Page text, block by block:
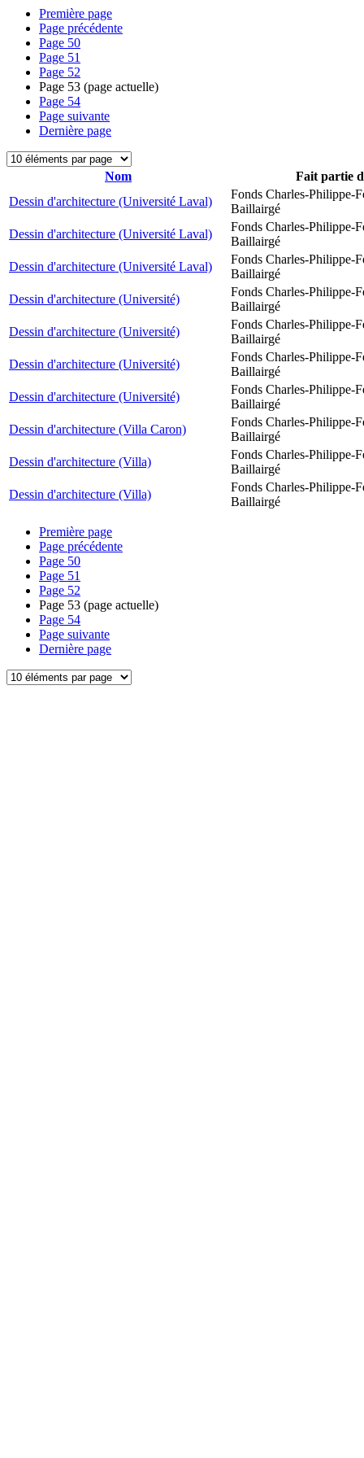
Première page
Page précédente
Page 50
Page 51
Page 52
Page 53 (page actuelle)
Page 54
Page suivante
Dernière page
Nom
Fait partie
Dessin d'architecture (Université Laval)
Fonds Charles-Philippe-
Baillairgé
Dessin d'architecture (Université Laval)
Fonds Charles-Philippe-
Baillairgé
Dessin d'architecture (Université Laval)
Fonds Charles-Philippe-
Baillairgé
Dessin d'architecture (Université)
Fonds Charles-Philippe-
Baillairgé
Dessin d'architecture (Université)
Fonds Charles-Philippe-
Baillairgé
Dessin d'architecture (Université)
Fonds Charles-Philippe-
Baillairgé
Dessin d'architecture (Université)
Fonds Charles-Philippe-
Baillairgé
Dessin d'architecture (Villa Caron)
Fonds Charles-Philippe-
Baillairgé
Dessin d'architecture (Villa)
Fonds Charles-Philippe-
Baillairgé
Dessin d'architecture (Villa)
Fonds Charles-Philippe-
Baillairgé
Première page
Page précédente
Page 50
Page 51
Page 52
Page 53 (page actuelle)
Page 54
Page suivante
Dernière page